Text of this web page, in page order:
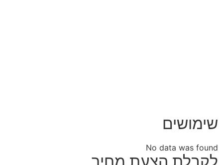
שימושים
No data was found